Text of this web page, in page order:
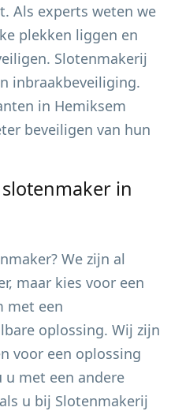
Als experts weten we
plekken liggen en
Slotenmakerij
inbraakbeveiliging.
in Hemiksem
beveiligen van hun
in
We zijn al
maar kies voor een
met een
oplossing. Wij zijn
voor een oplossing
u met een andere
u bij Slotenmakerij